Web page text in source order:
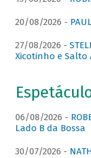
20/08/2026 -
27/08/2026 -
Xicotinho e Salto
06/08/2026 -
Lado B da Bossa
30/07/2026 -